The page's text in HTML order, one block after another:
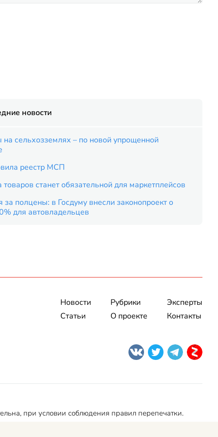
новости
на сельхозземлях – по новой упрощенной
реестр МСП
товаров станет обязательной для маркетплейсов
за полцены: в Госдуму внесли законопроект о
для автовладельцев
Новости
Статьи
Рубрики
О проекте
Эксперты
Контакты
при условии соблюдения правил перепечатки.